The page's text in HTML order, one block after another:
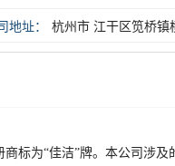
地址：
杭州市 江干区笕桥
标为“佳洁”牌。本公司涉